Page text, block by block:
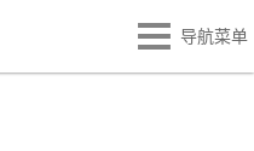
导航菜单